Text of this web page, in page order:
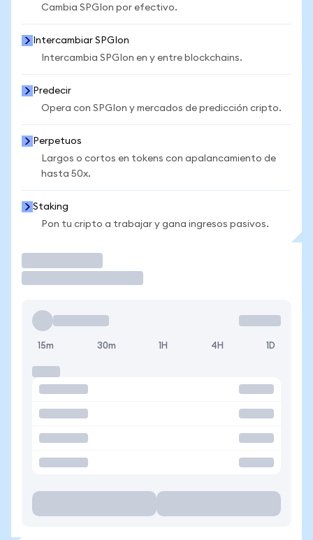
Cambia SPGIon por efectivo.
Intercambiar SPGIon
Intercambia SPGIon en y entre blockchains.
Predecir
Opera con SPGIon y mercados de predicción cripto.
Perpetuos
Largos o cortos en tokens con apalancamiento de
hasta 50x.
Staking
Pon tu cripto a trabajar y gana ingresos pasivos.
15m 30m 1H 4H 1D